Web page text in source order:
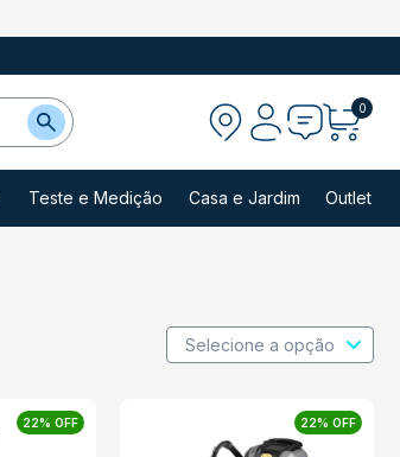
0
Teste e Medição Casa e Jardim Outlet
22% OFF 22% OFF